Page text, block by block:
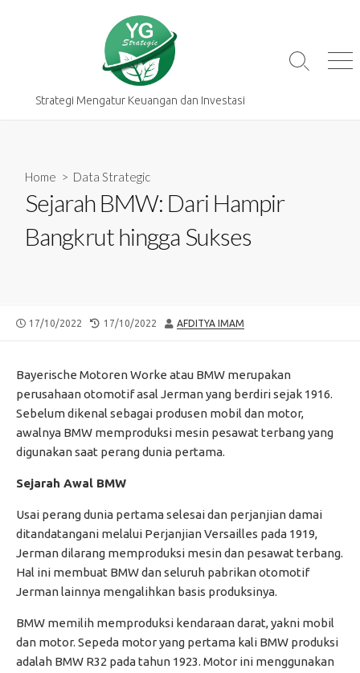
Strategi Mengatur Keuangan dan Investasi
Search
Home > Data Strategic
Sejarah BMW: Dari Hampir
Bangkrut hingga Sukses
PUBLISHED
17/10/2022
LAST
17/10/2022 AUTHOR
AFDITYA IMAM
Bayerische Motoren Worke atau BMW merupakan
perusahaan otomotif asal Jerman yang berdiri sejak 1916.
Sebelum dikenal sebagai produsen mobil dan motor,
awalnya BMW memproduksi mesin pesawat terbang yang
digunakan saat perang dunia pertama.
Sejarah Awal BMW
Usai perang dunia pertama selesai dan perjanjian damai
ditandatangani melalui Perjanjian Versailles pada 1919,
Jerman dilarang memproduksi mesin dan pesawat terbang.
Hal ini membuat BMW dan seluruh pabrikan otomotif
Jerman lainnya mengalihkan basis produksinya.
BMW memilih memproduksi kendaraan darat, yakni mobil
dan motor. Sepeda motor yang pertama kali BMW produksi
adalah BMW R32 pada tahun 1923. Motor ini menggunakan